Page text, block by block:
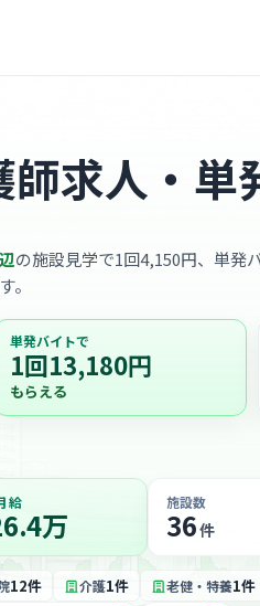
求人・単
の施設見学で1回4,150円、単発
。
単発バイトで
1回13,180円
もらえる
給
万
施設数
36件
12件 介護1件 老健・特養1件